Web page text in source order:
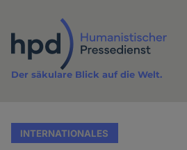
Inhalt
Der säkulare Blick auf die Welt.
INTERNATIONALES